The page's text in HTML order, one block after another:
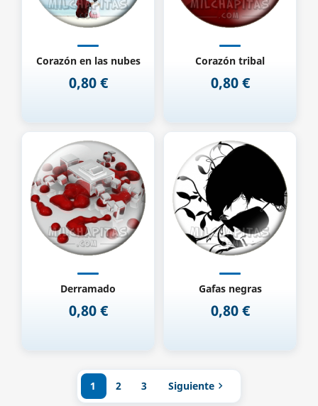
Corazón en las nubes
Precio
0,80 €
Corazón tribal
Precio
0,80 €
Derramado
Precio
0,80 €
Gafas negras
Precio
0,80 €
1 2 3 Siguiente 